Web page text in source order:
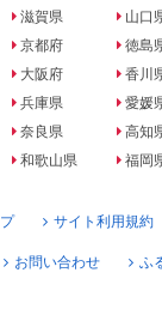
滋賀県
京都府
大阪府
兵庫県
奈良県
和歌山県
山口
徳島
香川
愛媛
高知
福岡
サイト利用規約
お問い合わせ ふ